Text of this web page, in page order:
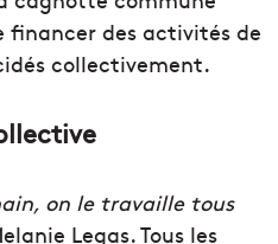
financer des activités de
collectivement.
on le travaille tous
Legas. Tous les